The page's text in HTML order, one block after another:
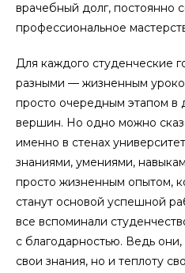
врачебный долг, постоянно
профессиональное
Для каждого студенческие
разными — жизненным
просто очередным этапом в
вершин. Но одно можно
именно в стенах
знаниями, умениями,
просто жизненным опытом,
станут основой успешной
все вспоминали
с благодарностью. Ведь они,
свои знания, но и теплоту